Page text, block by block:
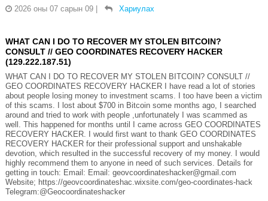
2026 оны 07 сарын 09
Хариулах
WHAT CAN I DO TO RECOVER MY STOLEN BITCOIN?
CONSULT // GEO COORDINATES RECOVERY HACKER
(129.222.187.51)
WHAT CAN I DO TO RECOVER MY STOLEN BITCOIN? CONSULT //
GEO COORDINATES RECOVERY HACKER I have read a lot of stories
about people losing money to investment scams. I too have been a victim
of this scams. I lost about $700 in Bitcoin some months ago, I searched
around and tried to work with people ,unfortunately I was scammed as
well. This happened for months until I came across GEO COORDINATES
RECOVERY HACKER. I would first want to thank GEO COORDINATES
RECOVERY HACKER for their professional support and unshakable
devotion, which resulted in the successful recovery of my money. I would
highly recommend them to anyone in need of such services. Details for
getting in touch: Email: Email: geovcoordinateshacker@gmail.com
Website; https://geovcoordinateshac.wixsite.com/geo-coordinates-hack
Telegram:@Geocoordinateshacker